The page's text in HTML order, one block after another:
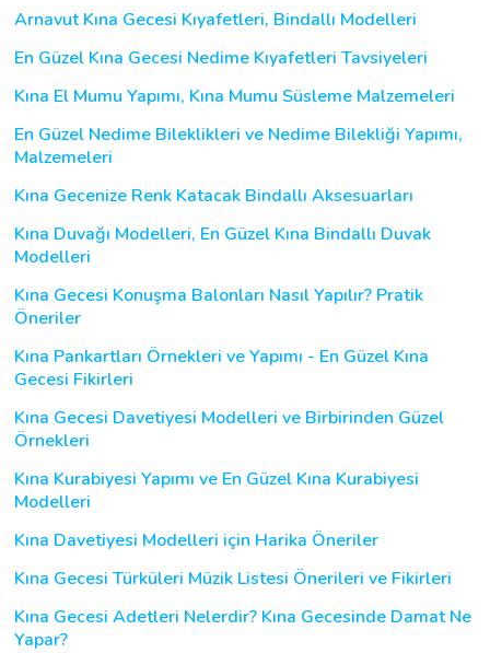
Arnavut Kına Gecesi Kıyafetleri, Bindallı Modelleri
En Güzel Kına Gecesi Nedime Kıyafetleri Tavsiyeleri
Kına El Mumu Yapımı, Kına Mumu Süsleme Malzemeleri
En Güzel Nedime Bileklikleri ve Nedime Bilekliği Yapımı,
Malzemeleri
Kına Gecenize Renk Katacak Bindallı Aksesuarları
Kına Duvağı Modelleri, En Güzel Kına Bindallı Duvak
Modelleri
Kına Gecesi Konuşma Balonları Nasıl Yapılır? Pratik
Öneriler
Kına Pankartları Örnekleri ve Yapımı - En Güzel Kına
Gecesi Fikirleri
Kına Gecesi Davetiyesi Modelleri ve Birbirinden Güzel
Örnekleri
Kına Kurabiyesi Yapımı ve En Güzel Kına Kurabiyesi
Modelleri
Kına Davetiyesi Modelleri için Harika Öneriler
Kına Gecesi Türküleri Müzik Listesi Önerileri ve Fikirleri
Kına Gecesi Adetleri Nelerdir? Kına Gecesinde Damat Ne
Yapar?